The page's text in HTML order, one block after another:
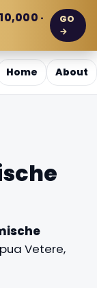
·
GO
→
Home About
Vetere,